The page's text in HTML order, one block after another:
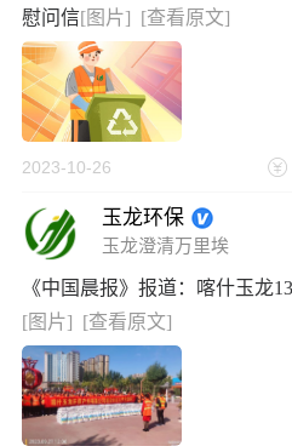
慰问信[图片] [查看原文]
2023-10-26
玉龙环保
玉龙澄清万里埃
《中国晨报》报道：喀什玉龙
[图片] [查看原文]